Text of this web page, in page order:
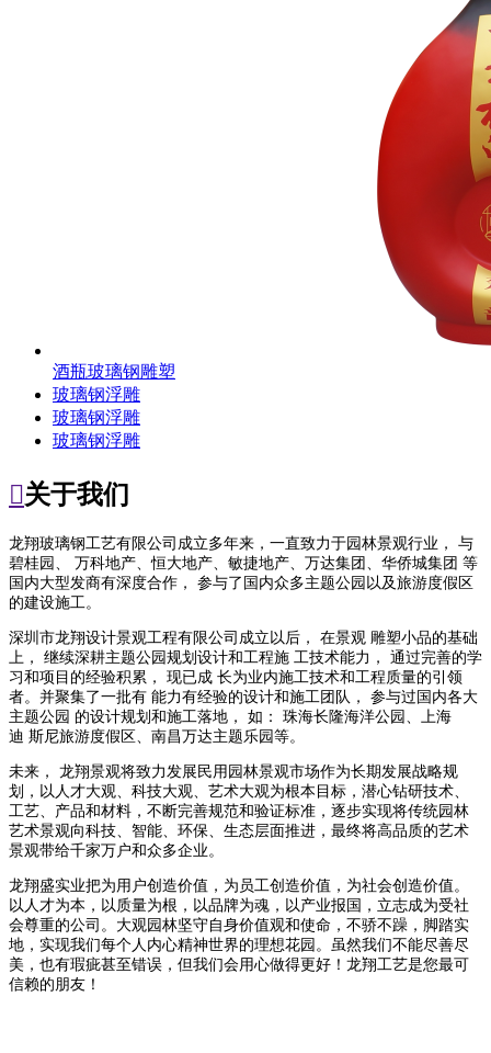
酒瓶玻璃钢雕塑
玻璃钢浮雕
玻璃钢浮雕
玻璃钢浮雕
关于我们
龙翔玻璃钢工艺有限公司成立多年来，一直致力于园林景观行业， 与
碧桂园、 万科地产、恒大地产、敏捷地产、万达集团、华侨城集团 等
国内大型发商有深度合作， 参与了国内众多主题公园以及旅游度假区
的建设施工。
深圳市龙翔设计景观工程有限公司成立以后， 在景观 雕塑小品的基础
上， 继续深耕主题公园规划设计和工程施 工技术能力， 通过完善的学
习和项目的经验积累， 现已成 长为业内施工技术和工程质量的引领
者。并聚集了一批有 能力有经验的设计和施工团队， 参与过国内各大
主题公园 的设计规划和施工落地， 如： 珠海长隆海洋公园、上海
迪 斯尼旅游度假区、南昌万达主题乐园等。
未来， 龙翔景观将致力发展民用园林景观市场作为长期发展战略规
划，以人才大观、科技大观、艺术大观为根本目标，潜心钻研技术、
工艺、产品和材料，不断完善规范和验证标准，逐步实现将传统园林
艺术景观向科技、智能、环保、生态层面推进，最终将高品质的艺术
景观带给千家万户和众多企业。
龙翔盛实业把为用户创造价值，为员工创造价值，为社会创造价值。
以人才为本，以质量为根，以品牌为魂，以产业报国，立志成为受社
会尊重的公司。大观园林坚守自身价值观和使命，不骄不躁，脚踏实
地，实现我们每个人内心精神世界的理想花园。虽然我们不能尽善尽
美，也有瑕疵甚至错误，但我们会用心做得更好！龙翔工艺是您最可
信赖的朋友！